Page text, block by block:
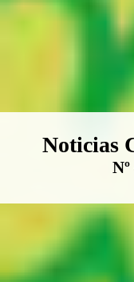
Boletín
Noticias